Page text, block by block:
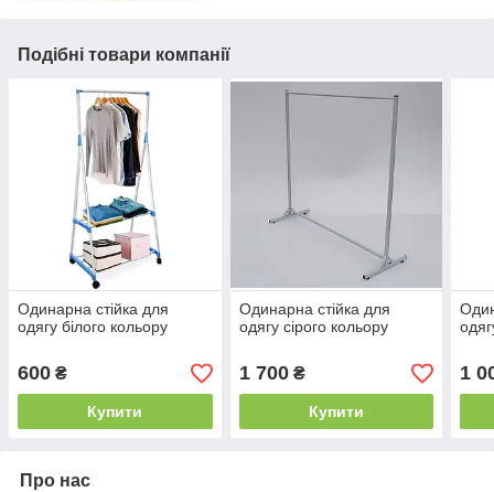
Подібні товари компанії
Одинарна стійка для
одягу білого кольору
600 ₴
Купити
Одинарна стійка для
одягу сірого кольору
1 700₴
Купити
1
Про нас